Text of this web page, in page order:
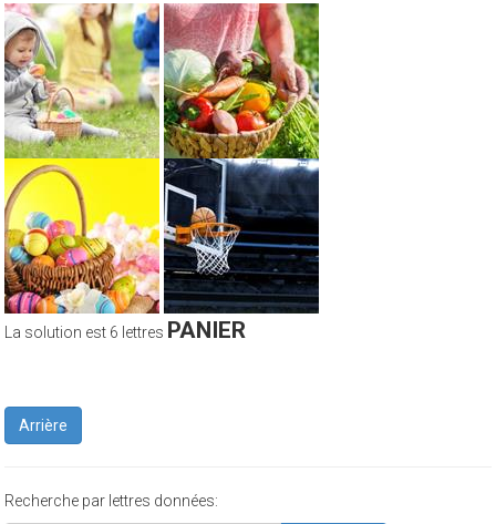
La solution est 6 lettres PANIER
Arrière
Recherche par lettres données: